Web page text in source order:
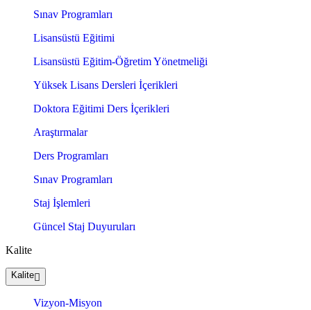
Sınav Programları
Lisansüstü Eğitimi
Lisansüstü Eğitim-Öğretim Yönetmeliği
Yüksek Lisans Dersleri İçerikleri
Doktora Eğitimi Ders İçerikleri
Araştırmalar
Ders Programları
Sınav Programları
Staj İşlemleri
Güncel Staj Duyuruları
Kalite
Kalite
Vizyon-Misyon